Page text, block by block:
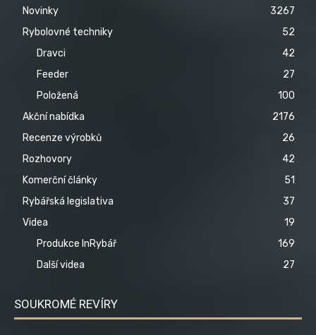
Novinky
3267
Rybolovné techniky
52
Dravci
42
Feeder
27
Položená
100
Akční nabídka
2176
Recenze výrobků
26
Rozhovory
42
Komerční články
51
Rybářská legislativa
37
Videa
19
Produkce InRybář
169
Další videa
27
SOUKROMÉ REVÍRY